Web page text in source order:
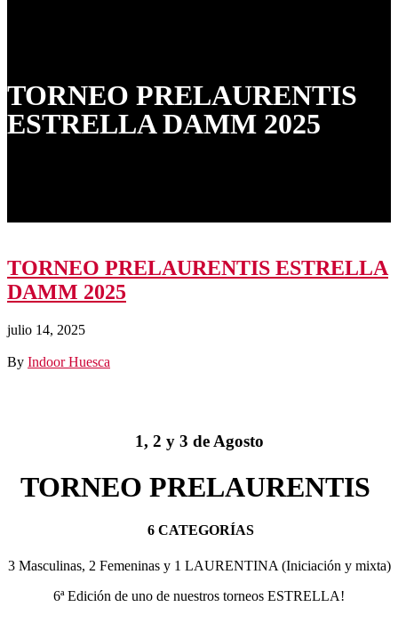
TORNEO PRELAURENTIS
ESTRELLA DAMM 2025
TORNEO PRELAURENTIS ESTRELLA
DAMM 2025
julio 14, 2025
By Indoor Huesca
1, 2 y 3 de Agosto
TORNEO PRELAURENTIS
6 CATEGORÍAS
3 Masculinas, 2 Femeninas y 1 LAURENTINA (Iniciación y mixta)
6ª Edición de uno de nuestros torneos ESTRELLA!